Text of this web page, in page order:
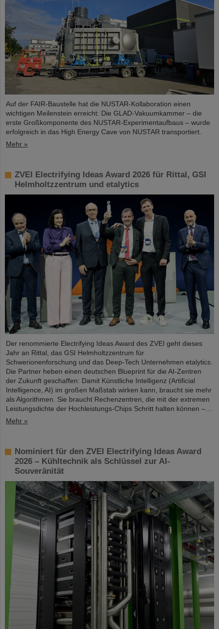
Auf der FAIR-Baustelle hat die NUSTAR-Kollaboration einen
wichtigen Meilenstein erreicht: Die GLAD-Vakuumkammer – die
erste Großkomponente des NUSTAR-Experimentaufbaus – wurde
erfolgreich in das High Energy Cave von NUSTAR transportiert.
Mehr »
ZVEI Electrifying Ideas Award 2026 für Rittal, GSI
Helmholtzzentrum und etalytics
Der renommierte Electrifying Ideas Award des ZVEI geht dieses
Jahr an Rittal, das GSI Helmholtzzentrum für
Schwerionenforschung und das Deep-Tech Unternehmen etalytics.
Die Partner heben einen deutschen Blueprint für die AI-Zentren
der Zukunft geschaffen: Damit Künstliche Intelligenz (Artificial
Intelligence, AI) im großen Maßstab wirken kann, braucht sie mehr
als Algorithmen. Sie braucht Rechenzentren, die mit der extremen
Leistungsdichte der Hochleistungs-Chips Schritt halten können –…
Mehr »
Nominiert für den ZVEI Electrifying Ideas Award
2026 – Kühltechnik als Schlüssel zur AI-
Souveränität